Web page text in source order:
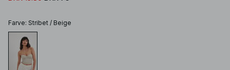
Farve: Stribet / Beige